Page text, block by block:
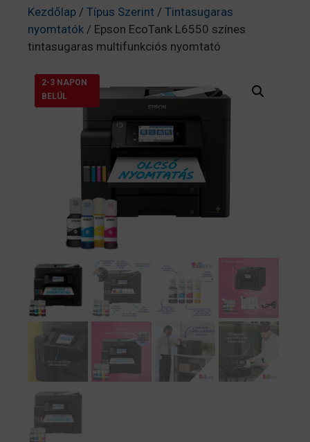
Kezdőlap / Típus Szerint / Tintasugaras
nyomtatók / Epson EcoTank L6550 színes
tintasugaras multifunkciós nyomtató
2-3 NAPON
BELÜL